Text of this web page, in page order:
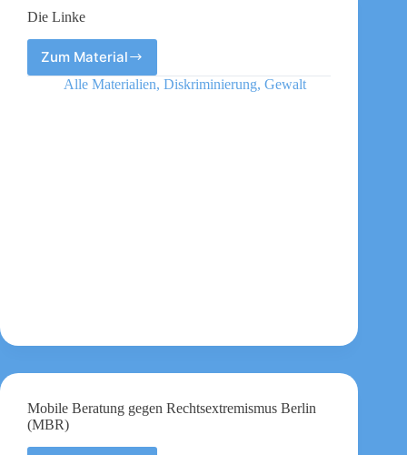
Die Linke
Zum Material
Die
Linke
Alle Materialien, Diskriminierung, Gewalt
Mobile Beratung gegen Rechtsextremismus Berlin
(MBR)